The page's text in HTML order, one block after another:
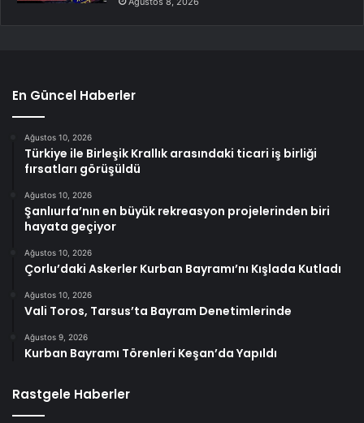
En Güncel Haberler
Ağustos 10, 2026
Türkiye ile Birleşik Krallık arasındaki ticari iş birliği
fırsatları görüşüldü
Ağustos 10, 2026
Şanlıurfa’nın en büyük rekreasyon projelerinden biri
hayata geçiyor
Ağustos 10, 2026
Çorlu’daki Askerler Kurban Bayramı’nı Kışlada Kutladı
Ağustos 10, 2026
Vali Toros, Tarsus’ta Bayram Denetimlerinde
Ağustos 9, 2026
Kurban Bayramı Törenleri Keşan’da Yapıldı
Rastgele Haberler